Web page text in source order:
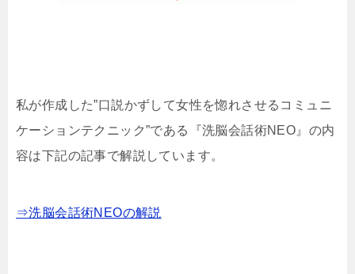
私が作成した”口説かずして女性を惚れさせるコミュニ
ケーションテクニック”である『洗脳会話術NEO』の内
容は下記の記事で解説しています。
⇒洗脳会話術NEOの解説